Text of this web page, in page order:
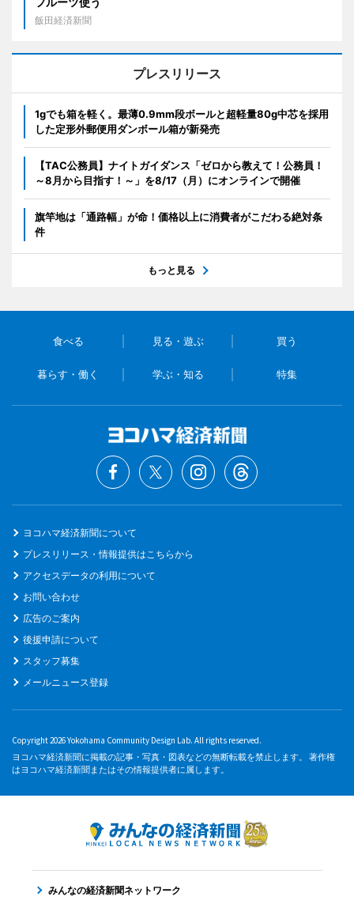
飯田経済新聞
プレスリリース
1gでも箱を軽く。最薄0.9mm段ボールと超軽量80g中芯を採用
した定形外郵便用ダンボール箱が新発売
【TAC公務員】ナイトガイダンス「ゼロから教えて！公務員！
～8月から目指す！～」を8/17（月）にオンラインで開催
旗竿地は「通路幅」が命！価格以上に消費者がこだわる絶対条
件
もっと見る
食べる 見る・遊ぶ 買う
暮らす・働く 学ぶ・知る 特集
ヨコハマ経済新聞について
プレスリリース・情報提供はこちらから
アクセスデータの利用について
お問い合わせ
広告のご案内
後援申請について
スタッフ募集
メールニュース登録
Copyright 2026 Yokohama Community Design Lab. All rights reserved.
ヨコハマ経済新聞に掲載の記事・写真・図表などの無断転載を禁止します。 著作権
はヨコハマ経済新聞またはその情報提供者に属します。
みんなの経済新聞ネットワーク